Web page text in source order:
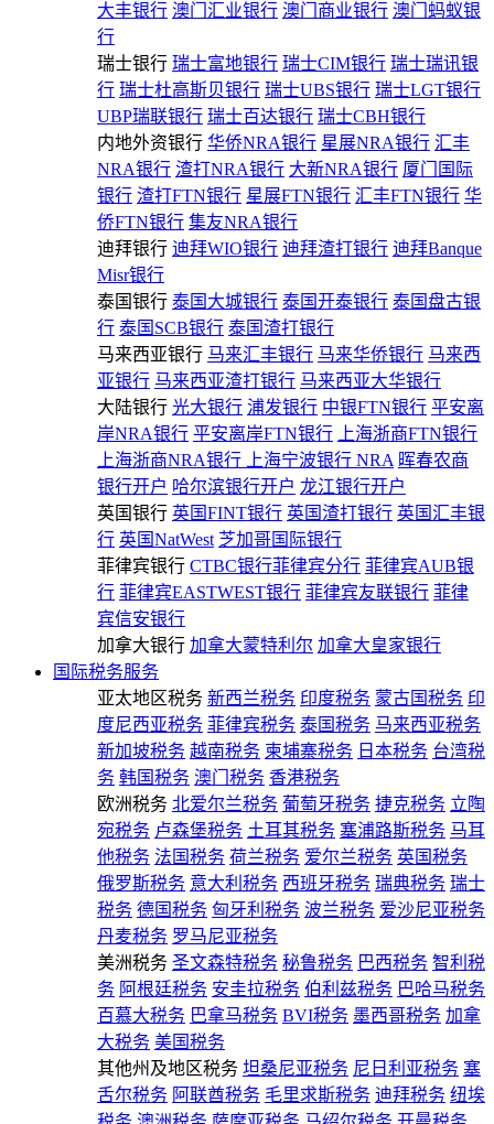
大丰银行 澳门汇业银行 澳门商业银行 澳门蚂蚁银
行
瑞士银行 瑞士富地银行 瑞士CIM银行 瑞士瑞讯银
行 瑞士杜高斯贝银行 瑞士UBS银行 瑞士LGT银行
UBP瑞联银行 瑞士百达银行 瑞士CBH银行
内地外资银行 华侨NRA银行 星展NRA银行 汇丰
NRA银行 渣打NRA银行 大新NRA银行 厦门国际
银行 渣打FTN银行 星展FTN银行 汇丰FTN银行 华
侨FTN银行 集友NRA银行
迪拜银行 迪拜WIO银行 迪拜渣打银行 迪拜Banque
Misr银行
泰国银行 泰国大城银行 泰国开泰银行 泰国盘古银
行 泰国SCB银行 泰国渣打银行
马来西亚银行 马来汇丰银行 马来华侨银行 马来西
亚银行 马来西亚渣打银行 马来西亚大华银行
大陆银行 光大银行 浦发银行 中银FTN银行 平安离
岸NRA银行 平安离岸FTN银行
上海浙商FTN银行
上海浙商NRA银行
上海宁波银行 NRA 晖春农商
银行开户 哈尔滨银行开户 龙江银行开户
英国银行 英国FINT银行 英国渣打银行 英国汇丰银
行 英国NatWest 芝加哥国际银行
菲律宾银行 CTBC银行菲律宾分行 菲律宾AUB银
行 菲律宾EASTWEST银行 菲律宾友联银行 菲律
宾信安银行
加拿大银行 加拿大蒙特利尔 加拿大皇家银行
国际税务服务
亚太地区税务 新西兰税务 印度税务 蒙古国税务 印
度尼西亚税务 菲律宾税务 泰国税务 马来西亚税务
新加坡税务 越南税务 柬埔寨税务 日本税务 台湾税
务 韩国税务 澳门税务 香港税务
欧洲税务 北爱尔兰税务 葡萄牙税务 捷克税务 立陶
宛税务 卢森堡税务 土耳其税务 塞浦路斯税务 马耳
他税务 法国税务 荷兰税务 爱尔兰税务 英国税务
俄罗斯税务 意大利税务 西班牙税务 瑞典税务 瑞士
税务 德国税务 匈牙利税务 波兰税务 爱沙尼亚税务
丹麦税务 罗马尼亚税务
美洲税务 圣文森特税务 秘鲁税务 巴西税务 智利税
务 阿根廷税务 安圭拉税务 伯利兹税务 巴哈马税务
百慕大税务 巴拿马税务 BVI税务 墨西哥税务 加拿
大税务 美国税务
其他州及地区税务 坦桑尼亚税务 尼日利亚税务 塞
舌尔税务 阿联酋税务 毛里求斯税务 迪拜税务 纽埃